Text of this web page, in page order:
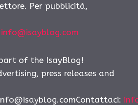
Per pubblicità,
info@isayblog.com
of the IsayBlog!
press releases and